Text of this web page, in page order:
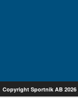
Copyright Sportnik AB 2026